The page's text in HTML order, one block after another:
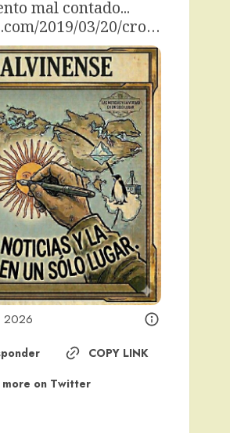
2019/03/20/cro…
2026
COPY LINK
more on Twitter